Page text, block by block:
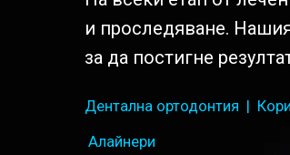
и проследяване.
за да постигне
Дентална ортодонтия |
Алайнери